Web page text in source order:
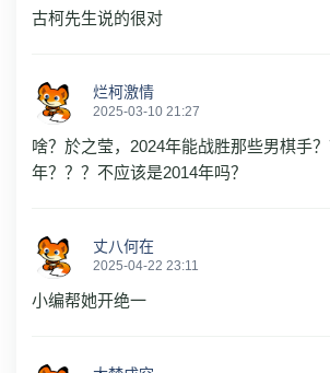
古柯先生说的很对
烂柯激情
2025-03-10 21:27
啥？於之莹，2024年能战胜那些男棋手
年？？？不应该是2014年吗？
丈八何在
2025-04-22 23:11
小编帮她开绝一